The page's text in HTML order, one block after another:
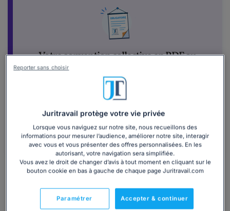
Votre convention collective en PDF ou
Afin de vous assurer de tous les avantages
garantis par contre convention collective,
pensez à la consulter !
Consulter
Comment prévenir et justifier mon retard ou
mon absence en cas de grève des transports en
commun ?
Juritravail protège votre vie privée
Lorsque vous naviguez sur notre site, nous recueillons des
informations pour mesurer l’audience, améliorer notre site, interagir
avec vous et vous présenter des offres personnalisées. En les
autorisant, votre navigation sera simplifiée.
Vous avez le droit de changer d’avis à tout moment en cliquant sur le
bouton cookie en bas à gauche de chaque page Juritravail.com
Accepter & continuer
Paramétrer
Reporter sans choisir